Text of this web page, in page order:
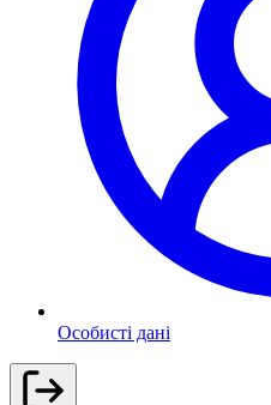
Особисті дані